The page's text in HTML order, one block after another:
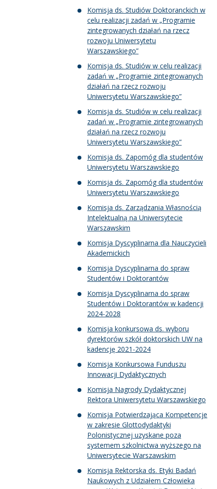
Komisja ds. Studiów Doktoranckich w
celu realizacji zadań w „Programie
zintegrowanych działań na rzecz
rozwoju Uniwersytetu
Warszawskiego”
Komisja ds. Studiów w celu realizacji
zadań w „Programie zintegrowanych
działań na rzecz rozwoju
Uniwersytetu Warszawskiego”
Komisja ds. Studiów w celu realizacji
zadań w „Programie zintegrowanych
działań na rzecz rozwoju
Uniwersytetu Warszawskiego”
Komisja ds. Zapomóg dla studentów
Uniwersytetu Warszawskiego
Komisja ds. Zapomóg dla studentów
Uniwersytetu Warszawskiego
Komisja ds. Zarządzania Własnością
Intelektualną na Uniwersytecie
Warszawskim
Komisja Dyscyplinarna dla Nauczycieli
Akademickich
Komisja Dyscyplinarna do spraw
Studentów i Doktorantów
Komisja Dyscyplinarna do spraw
Studentów i Doktorantów w kadencji
2024-2028
Komisja konkursowa ds. wyboru
dyrektorów szkół doktorskich UW na
kadencję 2021-2024
Komisja Konkursowa Funduszu
Innowacji Dydaktycznych
Komisja Nagrody Dydaktycznej
Rektora Uniwersytetu Warszawskiego
Komisja Potwierdzająca Kompetencje
w zakresie Glottodydaktyki
Polonistycznej uzyskane poza
systemem szkolnictwa wyższego na
Uniwersytecie Warszawskim
Komisja Rektorska ds. Etyki Badań
Naukowych z Udziałem Człowieka